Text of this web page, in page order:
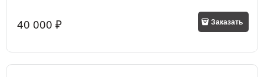
40 000 ₽ Заказать